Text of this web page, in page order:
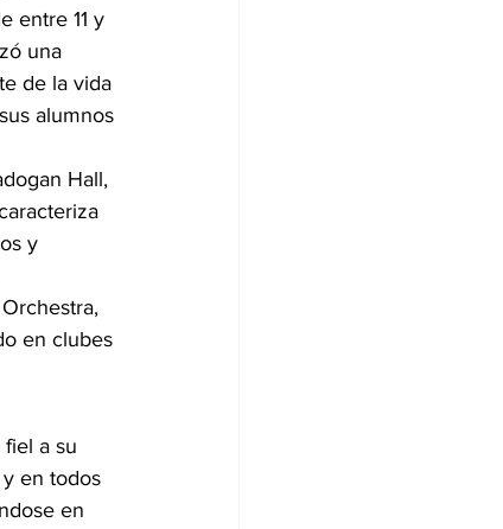
entre 11 y
una
de la vida
alumnos
Hall,
y
en clubes
a su
en todos
en